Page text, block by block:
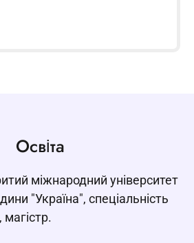
Освіта
міжнародний університет
"Україна", спеціальність
магістр.